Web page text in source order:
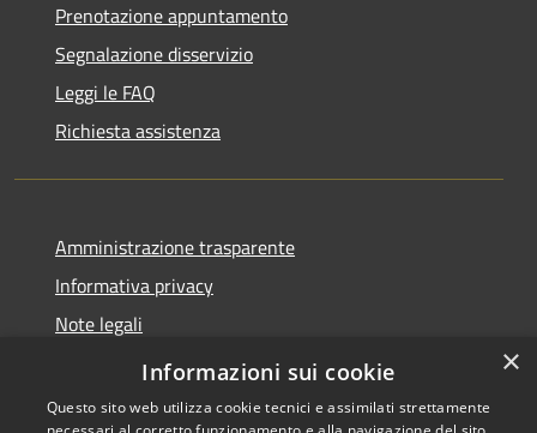
Prenotazione appuntamento
Segnalazione disservizio
Leggi le FAQ
Richiesta assistenza
Amministrazione trasparente
Informativa privacy
Note legali
Dichiarazione di accessibilità
×
Informazioni sui cookie
Questo sito web utilizza cookie tecnici e assimilati strettamente